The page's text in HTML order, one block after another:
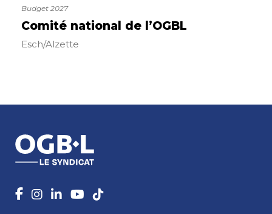
Budget 2027
Comité national de l’OGBL
Esch/Alzette